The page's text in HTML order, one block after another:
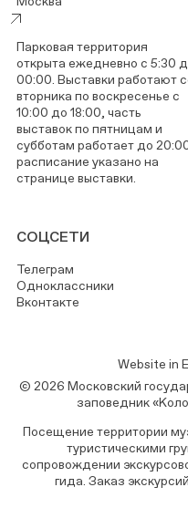
Парковая территория
открыта ежедневно с 5:30
00:00. Выставки работают
вторника по воскресенье с
10:00 до 18:00, часть
выставок по пятницам и
субботам работает до
расписание указано на
странице выставки.
СОЦСЕТИ
Телеграм
Одноклассники
Вконтакте
Website in
© 2026 Московский
заповедник
Посещение территории
туристическими
сопровождении
гида. Заказ